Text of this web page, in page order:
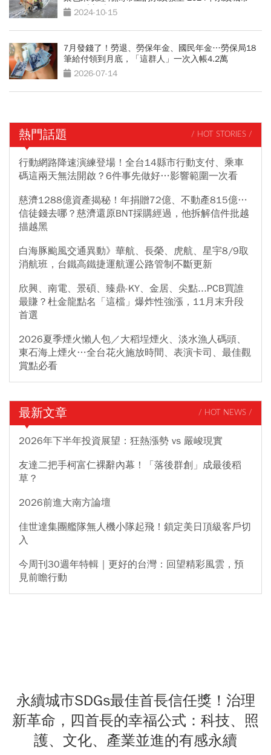
SDGs大調查
2024-10-15
7月發錢了！勞退、勞保年金、國民年金…勞保局18
筆給付領到月底，「這群人」一次入帳4.2萬
2026-07-14
熱門話題 / HOT STORIES /
行動網路降速演練登場！全台14縣市行動支付、乘車
碼這兩天無法開啟？6件事先做好…影響範圍一次看
慈濟1288億資產揭秘！年捐贈72億、不動產815億…
信徒錢去哪？慈濟還原BNT採購經過，他拆解信件批越
描越黑
白海豚颱風交通異動》華航、長榮、虎航、星宇8/9取
消航班，台鐵高鐵捷運航運公路管制不斷更新
欣興、南電、景碩、臻鼎-KY、金居、尖點...PCB買誰
最賺？杜金龍點名「這檔」爆炸性強漲，11月末升段
首選
2026夏季煙火懶人包／大稻埕煙火、淡水漁人碼頭、
東石海上煙火…全台花火施放時間、表演卡司、最佳觀
賞點必看
最新文章 / HOT NEWS /
2026年下半年投資展望：狂熱漲勢 vs 嚴峻現實
友達二把手柯富仁裸辭內幕！「落後群創」成最後稻
草？
2026前進大南方論壇
佳世達集團艦隊無人機小隊起飛！鎖定美日頂級客戶切
入
今周刊30週年特輯｜更好的台灣：回望精彩風雲，預
見前瞻行動
永續城市SDGs最佳首長信任獎！治理
新革命，四首長的幸福公式：科技、照
護、文化、產業並進的有感永續